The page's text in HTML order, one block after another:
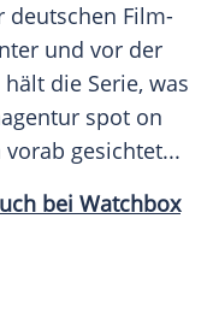
deutschen Film-
und vor der
die Serie, was
spot on
gesichtet...
bei Watchbox